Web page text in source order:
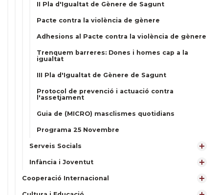
II Pla d'Igualtat de Gènere de Sagunt
Pacte contra la violència de gènere
Adhesions al Pacte contra la violència de gènere
Trenquem barreres: Dones i homes cap a la
igualtat
III Pla d'Igualtat de Gènere de Sagunt
Protocol de prevenció i actuació contra
l'assetjament
Guia de (MICRO) masclismes quotidians
Programa 25 Novembre
Serveis Socials
Infància i Joventut
Cooperació Internacional